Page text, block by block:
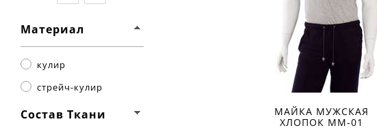
Материал
кулир
стрейч-кулир
Состав Ткани
МАЙКА МУЖСКАЯ
ХЛОПОК ММ-01